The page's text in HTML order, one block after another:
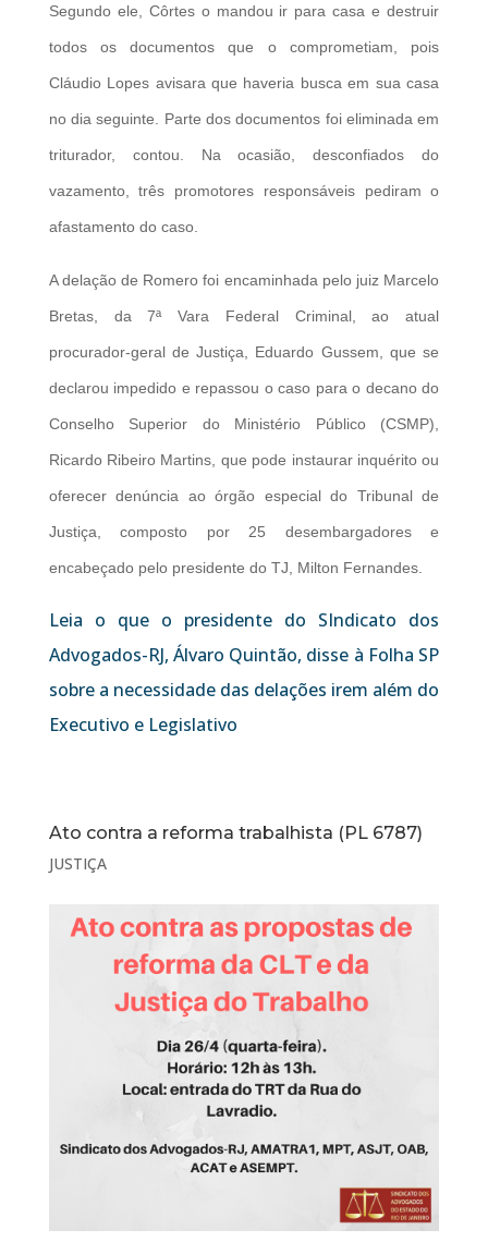
Segundo ele, Côrtes o mandou ir para casa e destruir
todos os documentos que o comprometiam, pois
Cláudio Lopes avisara que haveria busca em sua casa
no dia seguinte. Parte dos documentos foi eliminada em
triturador, contou. Na ocasião, desconfiados do
vazamento, três promotores responsáveis pediram o
afastamento do caso.
A delação de Romero foi encaminhada pelo juiz Marcelo
Bretas, da 7ª Vara Federal Criminal, ao atual
procurador-geral de Justiça, Eduardo Gussem, que se
declarou impedido e repassou o caso para o decano do
Conselho Superior do Ministério Público (CSMP),
Ricardo Ribeiro Martins, que pode instaurar inquérito ou
oferecer denúncia ao órgão especial do Tribunal de
Justiça, composto por 25 desembargadores e
encabeçado pelo presidente do TJ, Milton Fernandes.
Leia o que o presidente do SIndicato dos
Advogados-RJ, Álvaro Quintão, disse à Folha SP
sobre a necessidade das delações irem além do
Executivo e Legislativo
Ato contra a reforma trabalhista (PL 6787)
JUSTIÇA